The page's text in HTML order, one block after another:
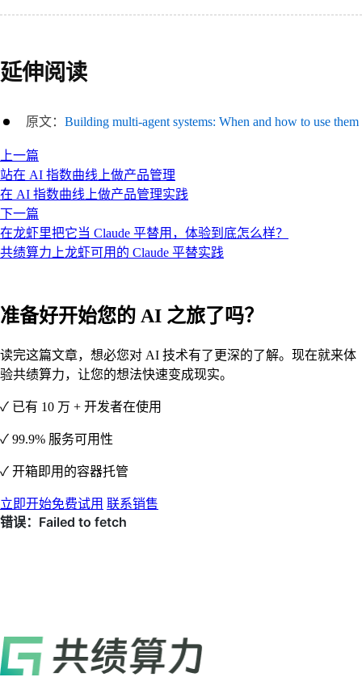
延伸阅读
原文： Building multi-agent systems: When and how to use them
上一篇
站在 AI 指数曲线上做产品管理
在 AI 指数曲线上做产品管理实践
下一篇
在龙虾里把它当 Claude 平替用，体验到底怎么样？
共绩算力上龙虾可用的 Claude 平替实践
准备好开始您的 AI 之旅了吗？
读完这篇文章，想必您对 AI 技术有了更深的了解。现在就来体
验共绩算力，让您的想法快速变成现实。
✓ 已有 10 万 + 开发者在使用
✓ 99.9% 服务可用性
✓ 开箱即用的容器托管
立即开始免费试用 联系销售